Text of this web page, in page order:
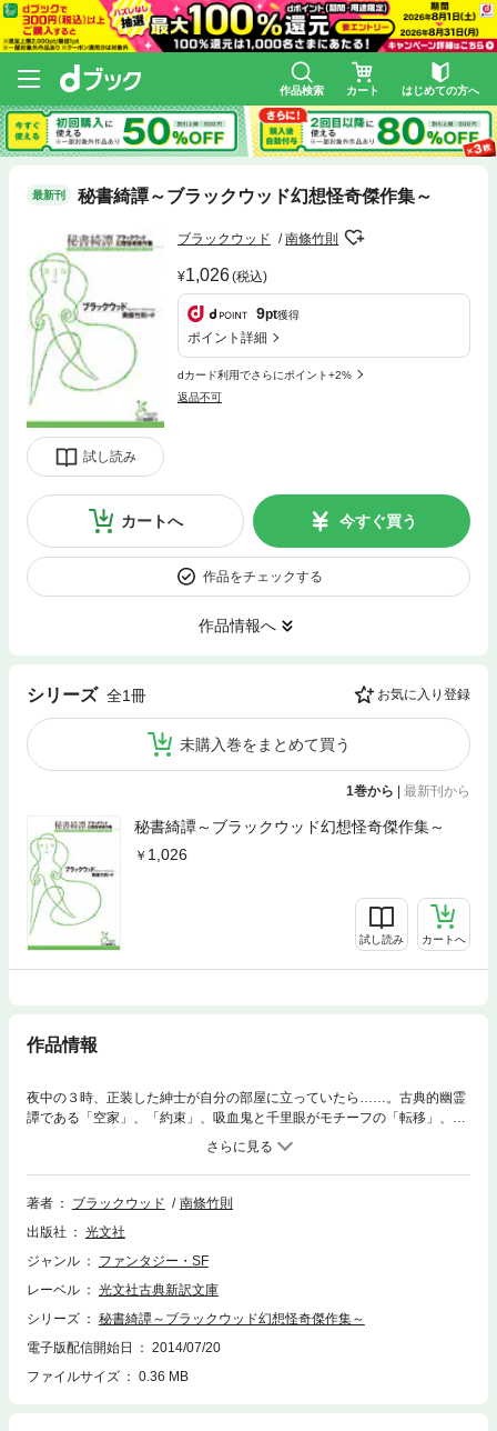
作品検索 カート はじめての方へ
最新刊 秘書綺譚～ブラックウッド幻想怪奇傑作集～
試し読み
ブラックウッド 南條竹則
1,026(税込)
9pt獲得
ポイント詳細
dカード利用でさらにポイント+2%
返品不可
カートへ 今すぐ買う
作品をチェックする
作品情報へ
シリーズ 全1冊 お気に入り登録
未購入巻をまとめて買う
1巻から | 最新刊から
秘書綺譚～ブラックウッド幻想怪奇傑作集～
1,026
試し読み カートへ
作品情報
夜中の３時、正装した紳士が自分の部屋に立っていたら……。古典的幽霊
譚である「空家」、「約束」、吸血鬼と千里眼がモチーフの「転移」、美
しくも奇妙な妖精話「小鬼のコレクション」、詩的幻想の結晶「野火」ほ
か、名高い主人公ジム・ショートハウス物を全篇収める。芥川龍之介、江
戸川乱歩が絶賛したイギリスを代表する怪奇小説作家の傑作短篇集。「恐
怖の王道」ここに降臨す！
著者 ブラックウッド
南條竹則
出版社
光文社
ジャンル
ファンタジー・SF
レーベル
光文社古典新訳文庫
シリーズ
秘書綺譚～ブラックウッド幻想怪奇傑作集～
電子版配信開始日
2014/07/20
ファイルサイズ
0.36 MB